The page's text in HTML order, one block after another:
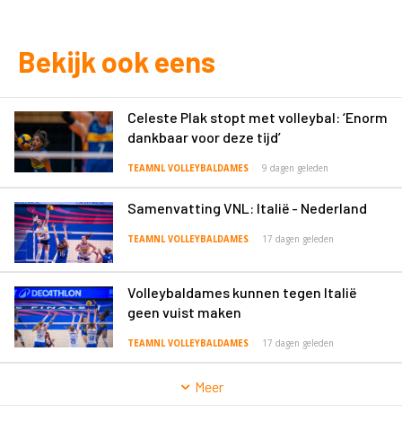
Bekijk ook eens
Celeste Plak stopt met volleybal: ‘Enorm
dankbaar voor deze tijd’
TEAMNL VOLLEYBALDAMES 9 dagen geleden
Samenvatting VNL: Italië - Nederland
TEAMNL VOLLEYBALDAMES 17 dagen geleden
Volleybaldames kunnen tegen Italië
geen vuist maken
TEAMNL VOLLEYBALDAMES 17 dagen geleden
Meer